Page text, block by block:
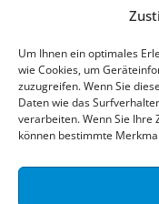
Um Ihnen ein optimales
wie Cookies, um
zuzugreifen. Wenn Sie
Daten wie das
verarbeiten. Wenn Sie
können bestimmte
Tel.: 052 224 09 09
Bewerben Frauenfeld
Stellenmeldung
© 2026